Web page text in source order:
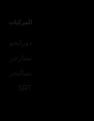
المركبات
دورانجو
تشارجر
تشالنجر
SRT